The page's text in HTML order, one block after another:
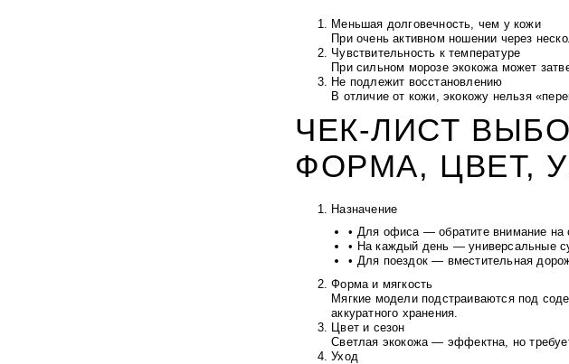
Меньшая долговечность , чем у кожи
При очень активном ношении через
Чувствительность к температуре
При сильном морозе экокожа может
Не подлежит восстановлению
В отличие от кожи, экокожу нельзя
ЧЕК-ЛИСТ
ФОРМА, ЦВЕТ,
Назначение
• Для офиса — обратите внимание на
• На каждый день — универсальные
• Для поездок — вместительная
Форма и мягкость
Мягкие модели подстраиваются под
аккуратного хранения.
Цвет и сезон
Светлая экокожа — эффектна, но
Уход